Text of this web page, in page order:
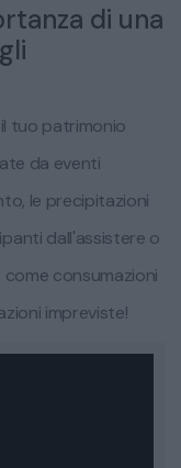
di una
tuo patrimonio
da eventi
le precipitazioni
dall'assistere o
consumazioni
impreviste!